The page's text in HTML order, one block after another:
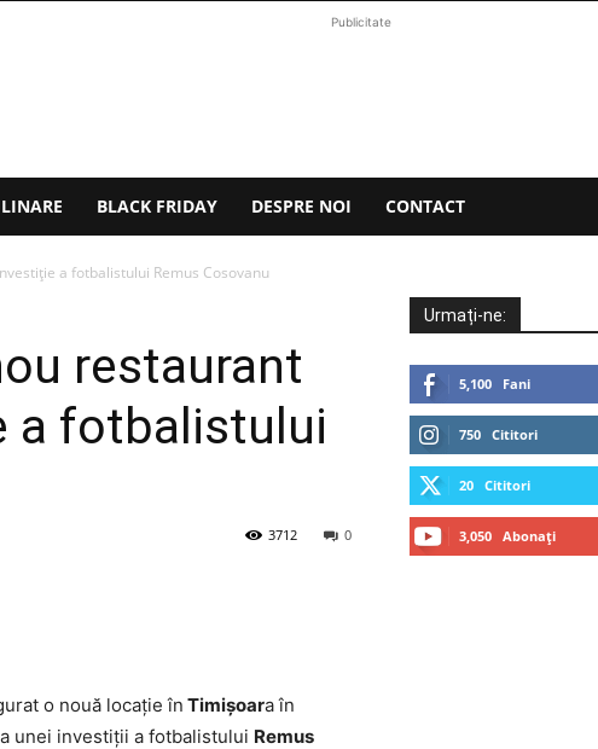
Publicitate
BLACK FRIDAY DESPRE NOI CONTACT
a fotbalistului Remus Cosovanu
restaurant
a fotbalistului
0
3712
o nouă locaţie în Timişoara în
unei investiţii a fotbalistului Remus
Urmați-ne:
5,100 Fani
750 Cititori
20 Cititori
3,050 Abonați